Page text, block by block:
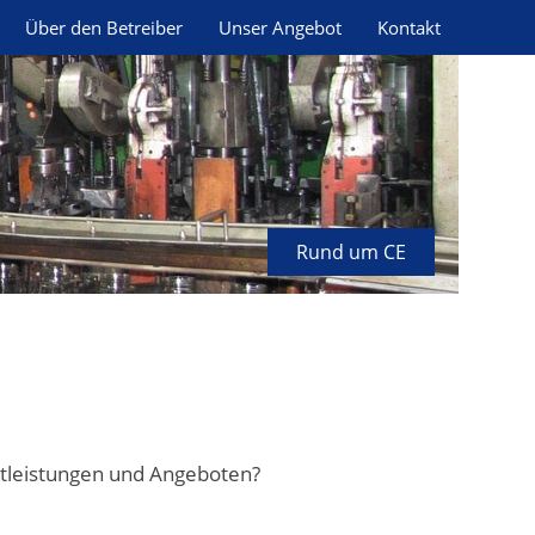
Über den Betreiber Unser Angebot Kontakt
Rund um CE
und Angeboten?